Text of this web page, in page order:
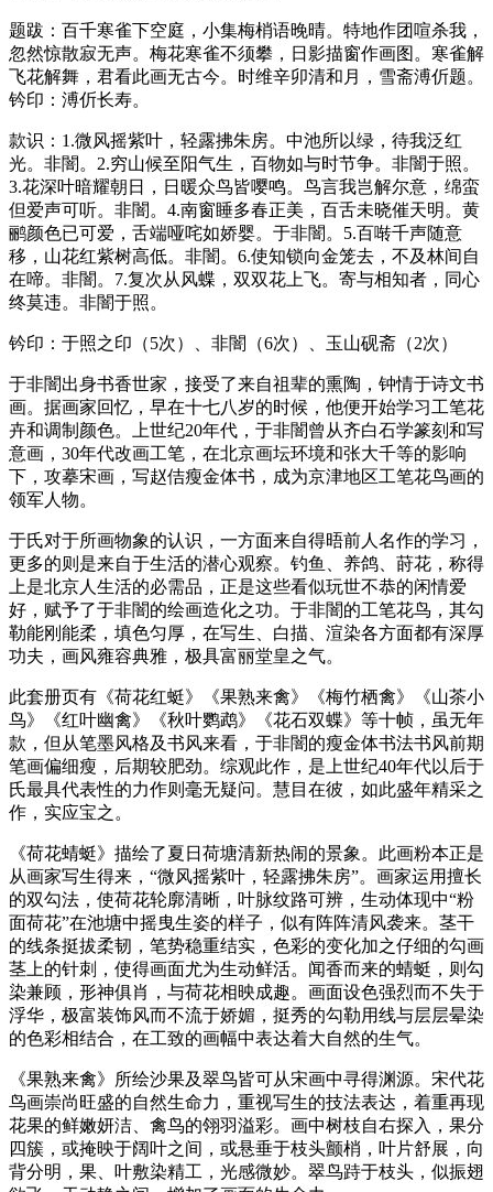
题跋：百千寒雀下空庭，小集梅梢语晚晴。特地作团喧杀我，
忽然惊散寂无声。梅花寒雀不须攀，日影描窗作画图。寒雀解
飞花解舞，君看此画无古今。时维辛卯清和月，雪斋溥伒题。
钤印：溥伒长寿。
款识：1.微风摇紫叶，轻露拂朱房。中池所以绿，待我泛红
光。非闇。2.穷山候至阳气生，百物如与时节争。非闇于照。
3.花深叶暗耀朝日，日暖众鸟皆嘤鸣。鸟言我岂解尔意，绵蛮
但爱声可听。非闇。4.南窗睡多春正美，百舌未晓催天明。黄
鹂颜色已可爱，舌端哑咤如娇婴。于非闇。5.百啭千声随意
移，山花红紫树高低。非闇。6.使知锁向金笼去，不及林间自
在啼。非闇。7.复次从风蝶，双双花上飞。寄与相知者，同心
终莫违。非闇于照。
钤印：于照之印（5次）、非闇（6次）、玉山砚斋（2次）
于非闇出身书香世家，接受了来自祖辈的熏陶，钟情于诗文书
画。据画家回忆，早在十七八岁的时候，他便开始学习工笔花
卉和调制颜色。上世纪20年代，于非闇曾从齐白石学篆刻和写
意画，30年代改画工笔，在北京画坛环境和张大千等的影响
下，攻摹宋画，写赵佶瘦金体书，成为京津地区工笔花鸟画的
领军人物。
于氏对于所画物象的认识，一方面来自得晤前人名作的学习，
更多的则是来自于生活的潜心观察。钓鱼、养鸽、莳花，称得
上是北京人生活的必需品，正是这些看似玩世不恭的闲情爱
好，赋予了于非闇的绘画造化之功。于非闇的工笔花鸟，其勾
勒能刚能柔，填色匀厚，在写生、白描、渲染各方面都有深厚
功夫，画风雍容典雅，极具富丽堂皇之气。
此套册页有《荷花红蜓》《果熟来禽》《梅竹栖禽》《山茶小
鸟》《红叶幽禽》《秋叶鹦鹉》《花石双蝶》等十帧，虽无年
款，但从笔墨风格及书风来看，于非闇的瘦金体书法书风前期
笔画偏细瘦，后期较肥劲。综观此作，是上世纪40年代以后于
氏最具代表性的力作则毫无疑问。慧目在彼，如此盛年精采之
作，实应宝之。
《荷花蜻蜓》描绘了夏日荷塘清新热闹的景象。此画粉本正是
从画家写生得来，“微风摇紫叶，轻露拂朱房”。画家运用擅长
的双勾法，使荷花轮廓清晰，叶脉纹路可辨，生动体现中“粉
面荷花”在池塘中摇曳生姿的样子，似有阵阵清风袭来。茎干
的线条挺拔柔韧，笔势稳重结实，色彩的变化加之仔细的勾画
茎上的针刺，使得画面尤为生动鲜活。闻香而来的蜻蜓，则勾
染兼顾，形神俱肖，与荷花相映成趣。画面设色强烈而不失于
浮华，极富装饰风而不流于娇媚，挺秀的勾勒用线与层层晕染
的色彩相结合，在工致的画幅中表达着大自然的生气。
《果熟来禽》所绘沙果及翠鸟皆可从宋画中寻得渊源。宋代花
鸟画崇尚旺盛的自然生命力，重视写生的技法表达，着重再现
花果的鲜嫩妍洁、禽鸟的翎羽溢彩。画中树枝自右探入，果分
四簇，或掩映于阔叶之间，或悬垂于枝头颤梢，叶片舒展，向
背分明，果、叶敷染精工，光感微妙。翠鸟跱于枝头，似振翅